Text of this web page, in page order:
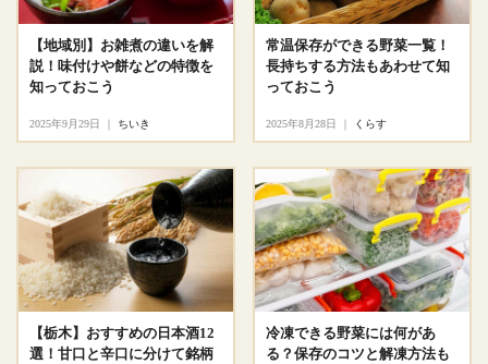
【地域別】お雑煮の違いを解
説！味付けや餅などの特徴を
知っておこう
2025年9月29日 ちいき
常温保存ができる野菜一覧！
長持ちする方法もあわせて知
っておこう
2025年8月28日 くらす
【栃木】おすすめの日本酒12
選！甘口と辛口に分けて銘柄
冷凍できる野菜には何があ
る？保存のコツと解凍方法も